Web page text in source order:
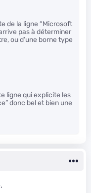
de la ligne “Microsoft
pas à déterminer
ou d’une borne type
ligne qui explicite les
donc bel et bien une